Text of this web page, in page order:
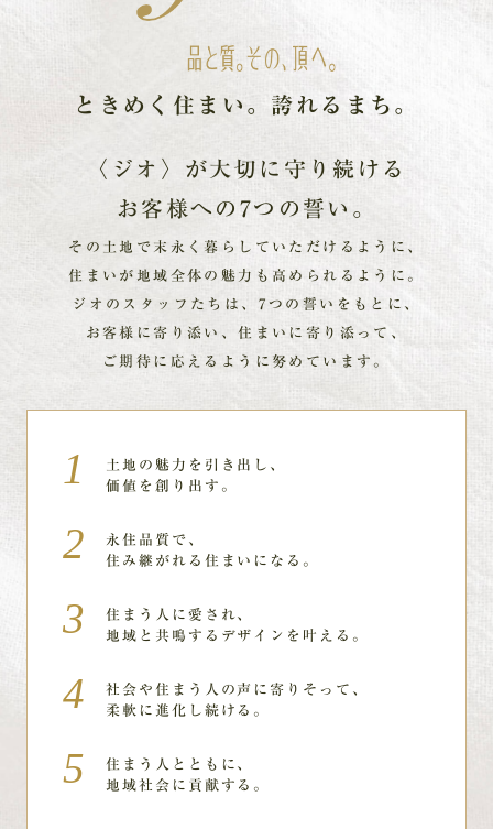
ときめく住まい。 誇れるまち。
〈ジオ〉が大切に守り続ける
お客様への7つの誓い。
その土地で末永く暮らしていただけるように、
住まいが地域全体の魅力も高められるように。
ジオのスタッフたちは、7つの誓いをもとに、
お客様に寄り添い、住まいに寄り添って、
ご期待に応えるように努めています。
土地の魅力を引き出し、
価値を創り出す。
永住品質で、
住み継がれる住まいになる。
住まう人に愛され、
地域と共鳴するデザインを叶える。
社会や住まう人の声に寄りそって、
柔軟に進化し続ける。
住まう人とともに、
地域社会に貢献する。